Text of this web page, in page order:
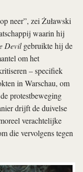
neer”, zei Żuławski
waarin hij
Devilgebruikte hij de
om het
– specifiek
in Warschau, om
protestbeweging
drijft de duivelse
verachtelijke
die vervolgens tegen